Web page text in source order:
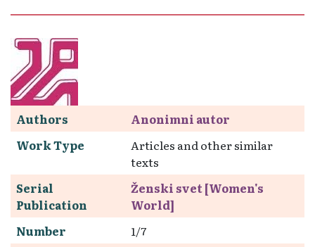
Authors
Anonimni autor
Work Type
Articles and other similar
texts
Serial
Publication
Ženski svet [Women's
World]
Number
1/7